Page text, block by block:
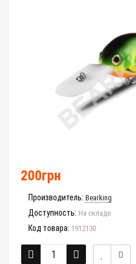
200грн
Производитель: Bearking
Доступность: На складе
Код товара: 1912130